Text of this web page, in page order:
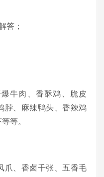
答；
牛肉、香酥鸡、脆皮
脖、麻辣鸭头、香辣鸡
等。
爪、香卤千张、五香毛